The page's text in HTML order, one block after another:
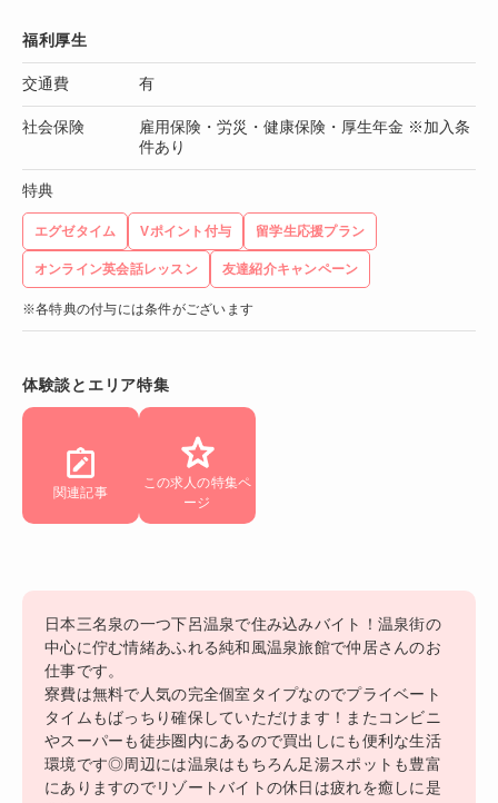
福利厚生
交通費 有
社会保険
雇用保険・労災・健康保険・厚生年金 ※加入条
件あり
特典
エグゼタイム Vポイント付与 留学生応援プラン
オンライン英会話レッスン 友達紹介キャンペーン
※各特典の付与には条件がございます
体験談とエリア特集
関連記事
この求人の特集ペ
ージ
日本三名泉の一つ下呂温泉で住み込みバイト！温泉街の
中心に佇む情緒あふれる純和風温泉旅館で仲居さんのお
仕事です。
寮費は無料で人気の完全個室タイプなのでプライベート
タイムもばっちり確保していただけます！またコンビニ
やスーパーも徒歩圏内にあるので買出しにも便利な生活
環境です◎周辺には温泉はもちろん足湯スポットも豊富
にありますのでリゾートバイトの休日は疲れを癒しに是